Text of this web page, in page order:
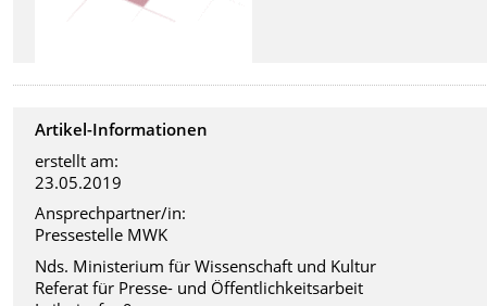
Artikel-Informationen
erstellt am:
23.05.2019
Ansprechpartner/in:
Pressestelle MWK
Nds. Ministerium für Wissenschaft und Kultur
Referat für Presse- und Öffentlichkeitsarbeit